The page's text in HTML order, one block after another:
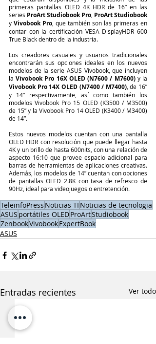
primeras pantallas OLED 4K HDR de 16” en las
series ProArt Studiobook Pro ProArt Studiobook
y Vivobook Pro , que también son las primeras en
contar con la certificación VESA DisplayHDR 600
True Black dentro de la industria.
Los creadores casuales y usuarios tradicionales
encontrarán sus opciones ideales en los nuevos
modelos de la serie ASUS Vivobook, que incluyen
la Vivobook Pro 16X OLED (N7600 / M7600)
Vivobook Pro 14X OLED (N7400 / M7400), de 16”
y 14” respectivamente, así como también los
modelos Vivobook Pro 15 OLED (K3500 / M3500)
de 15” y la Vivobook Pro 14 OLED (K3400 / M3400)
de 14”.
Estos nuevos modelos cuentan con una pantalla
OLED HDR con resolución que puede llegar hasta
4K y un brillo de hasta 600nits, con una relación de
aspecto 16:10 que provee espacio adicional para
barras de herramientas de aplicaciones creativas.
Además, los modelos de 14” cuentan con opciones
de pantallas OLED 2.8K con tasa de refresco de
90Hz, ideal para videojuegos o entretención.
TeleinfoPress Noticias TI Noticias de tecnologia
ASUS portátiles OLEDProArtStudiobook
ZenbookVivobookExpertBook
ASUS
Entradas recientes Ver todo